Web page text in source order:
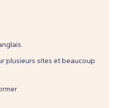
plusieurs sites et beaucoup